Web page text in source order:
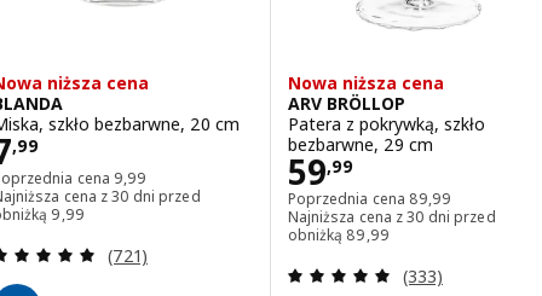
niższa cena
szkło bezbarwne, 20 cm
,99 7,99
cena 9,99
Poprzednia cena 9,99
cena z 30 dni przed
9,99
Najniższa cena z 30 dni przed obniżką 9,99
Recenzja: 4.9 z 5 gwiazdki. Łączna liczba recenzji:
(721)
Nowa niższa cena
ARV BRÖLLOP
Patera z pokrywką, szkło
bezbarwne, 29 cm
59,99
Cena 59,99
Poprzednia cena 89,99
Poprzednia cena
Najniższa cena z 30 dni przed
obniżką 89,99
Najniższa cena z 30 dni
Recenzja: 5 z
(333)